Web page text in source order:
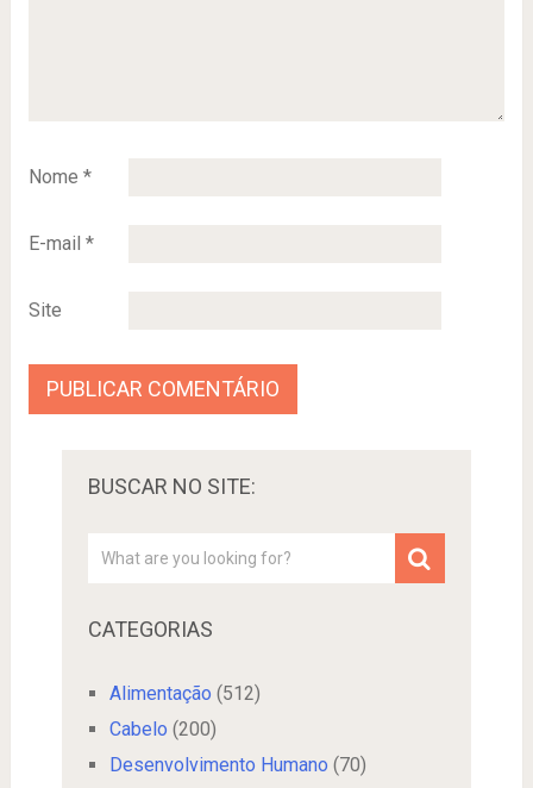
Nome *
E-mail *
Site
BUSCAR NO SITE:
CATEGORIAS
Alimentação (512)
Cabelo (200)
Desenvolvimento Humano (70)